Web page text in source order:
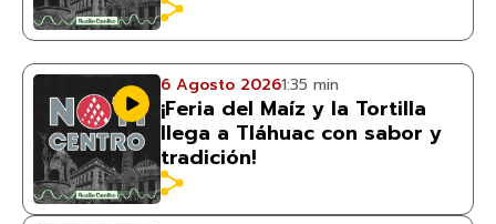
6 Agosto 20261:35 min
¡Feria del Maíz y la Tortilla
llega a Tláhuac con sabor y
tradición!